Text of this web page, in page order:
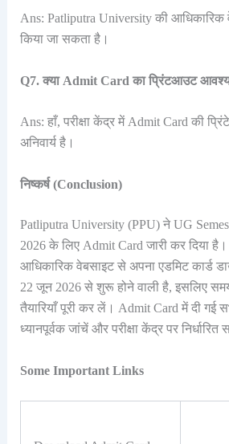
Ans: Patliputra University की आधिकारिक
किया जा सकता है।
Q7. क्या Admit Card का प्रिंटआउट
Ans: हाँ, परीक्षा केंद्र में Admit Card की
अनिवार्य है।
निष्कर्ष (Conclusion)
Patliputra University (PPU) ने UG
2026 के लिए Admit Card जारी कर दिया
आधिकारिक वेबसाइट से अपना एडमिट कार्ड
22 जून 2026 से शुरू होने वाली है, इसलिए
तैयारियाँ पूरी कर लें। Admit Card में दी गई
ध्यानपूर्वक जांचें और परीक्षा केंद्र पर
Some Important Links